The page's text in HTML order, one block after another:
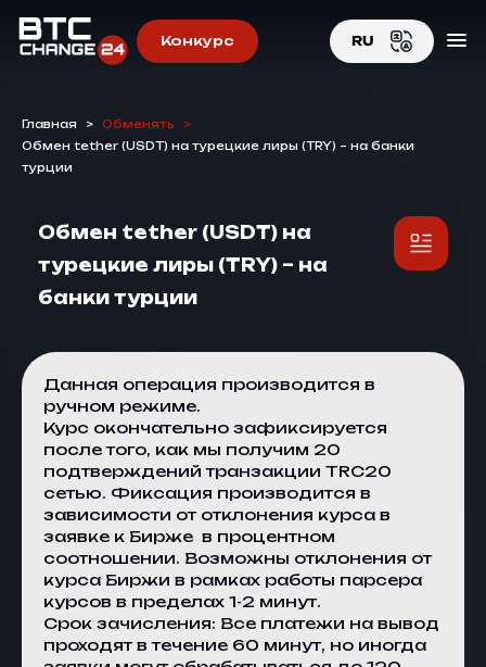
Конкурс RU
RU
Главная > Обменять
>
Обмен tether (USDT) на турецкие лиры (TRY) – на банки
турции
Обмен tether (USDT) на
турецкие лиры (TRY) – на
банки турции
Данная операция производится в
ручном режиме.
Курс окончательно зафиксируется
после того, как мы получим 20
подтверждений транзакции TRC20
сетью. Фиксация производится в
зависимости от отклонения курса в
заявке к Бирже в процентном
соотношении. Возможны отклонения от
курса Биржи в рамках работы парсера
курсов в пределах 1-2 минут.
Срок зачисления: Все платежи на вывод
проходят в течение 60 минут, но иногда